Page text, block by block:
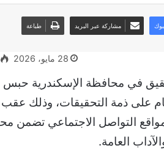
28 مايو، 2026
في محافظة الإسكندرية حبس
لمدة 4 أيام على ذمة التحقيقات،
التواصل الاجتماعي تضمن
العامة.
مشاركة عبر البريد طباعة